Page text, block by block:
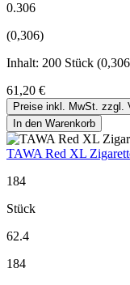
0.306
(0,306)
Inhalt: 200 Stück
61,20 €
Preise inkl. MwSt. zzgl.
In den Warenkorb
TAWA Red XL
184
Stück
62.4
184